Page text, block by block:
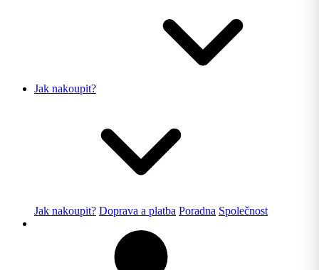
Jak nakoupit?
Jak nakoupit? Doprava a platba Poradna Společnost